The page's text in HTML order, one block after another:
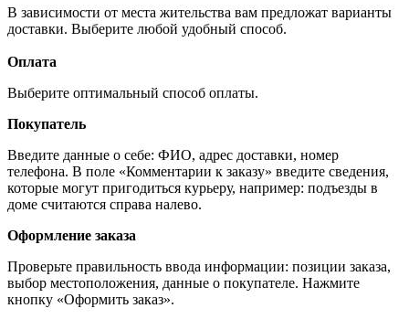
В зависимости от места жительства вам предложат варианты
доставки. Выберите любой удобный способ.
Оплата
Выберите оптимальный способ оплаты.
Покупатель
Введите данные о себе: ФИО, адрес доставки, номер
телефона. В поле «Комментарии к заказу» введите сведения,
которые могут пригодиться курьеру, например: подъезды в
доме считаются справа налево.
Оформление заказа
Проверьте правильность ввода информации: позиции заказа,
выбор местоположения, данные о покупателе. Нажмите
кнопку «Оформить заказ».